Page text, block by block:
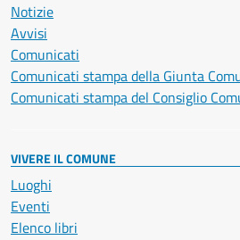
Notizie
Avvisi
Comunicati
Comunicati stampa della Giunta
Comunicati stampa del Consiglio
VIVERE IL COMUNE
Luoghi
Eventi
Elenco libri